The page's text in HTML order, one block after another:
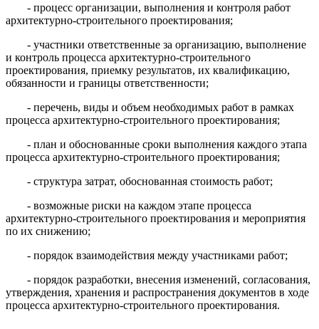
- процесс организации, выполнения и контроля работ
архитектурно-строительного проектирования;
- участники ответственные за организацию, выполнение
и контроль процесса архитектурно-строительного
проектирования, приемку результатов, их квалификацию,
обязанности и границы ответственности;
- перечень, виды и объем необходимых работ в рамках
процесса архитектурно-строительного проектирования;
- план и обоснованные сроки выполнения каждого этапа
процесса архитектурно-строительного проектирования;
- структура затрат, обоснованная стоимость работ;
- возможные риски на каждом этапе процесса
архитектурно-строительного проектирования и мероприятия
по их снижению;
- порядок взаимодействия между участниками работ;
- порядок разработки, внесения изменений, согласования,
утверждения, хранения и распространения документов в ходе
процесса архитектурно-строительного проектирования.